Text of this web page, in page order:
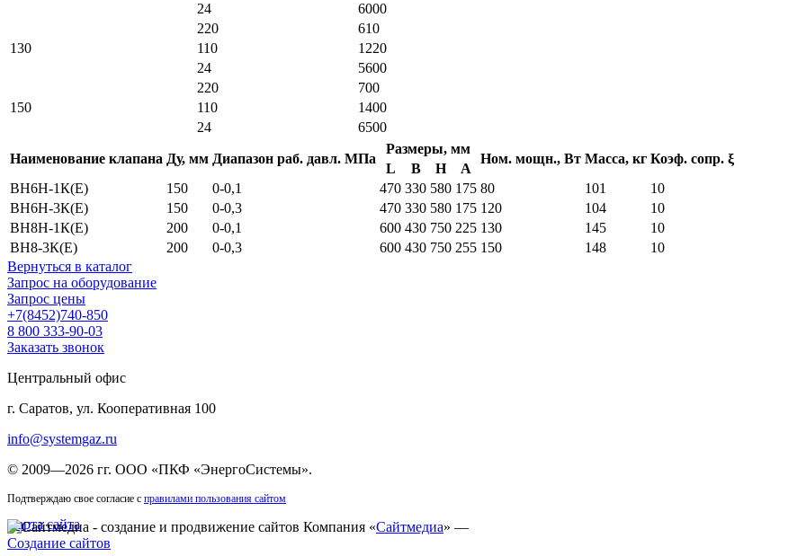
24
6000
130
220
610
110
1220
24
5600
150
220
700
110
1400
24
6500
Наименование клапана Ду, мм Диапазон раб. давл. МПа
Размеры, мм
Ном. мощн., Вт Масса, кг Коэф. сопр. ξ
L В Н
А
ВН6Н-1К(Е)
150 0-0,1 470 330 580 175 80 101
10
ВН6Н-3К(Е)
150 0-0,3 470 330 580 175 120 104
10
ВН8Н-1К(Е)
200 0-0,1 600 430 750 225 130 145
10
ВН8-3К(Е)
200 0-0,3 600 430 750 255 150 148
10
Вернуться в каталог
Запрос на оборудование
Запрос цены
+7(8452)740-850
8 800 333-90-03
Заказать звонок
Центральный офис
г. Саратов, ул. Кооперативная 100
info@systemgaz.ru
© 2009—2026 гг. ООО «ПКФ «ЭнергоСистемы».
Подтверждаю свое согласие с правилами пользования сайтом
Карта сайта Компания «Сайтмедиа» —
Создание сайтов